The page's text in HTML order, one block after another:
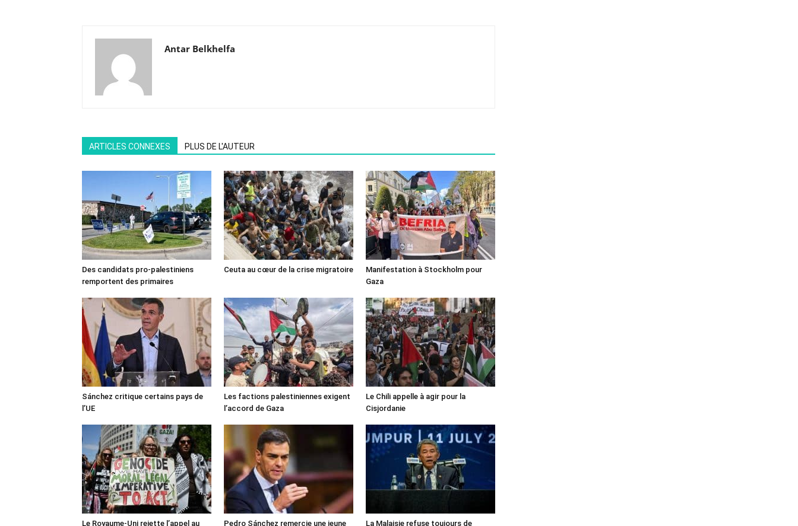
Antar Belkhelfa
ARTICLES CONNEXES PLUS DE L'AUTEUR
Des candidats pro-palestiniens
remportent des primaires
Ceuta au cœur de la crise migratoire
Manifestation à Stockholm pour
Gaza
Sánchez critique certains pays de
l’UE
Les factions palestiniennes exigent
l’accord de Gaza
Le Chili appelle à agir pour la
Cisjordanie
Le Royaume-Uni rejette l’appel au Pedro Sánchez remercie une jeune La Malaisie refuse toujours de